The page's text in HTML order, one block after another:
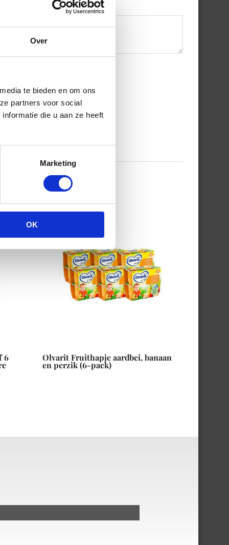
Over
te bieden en om ons
partners voor social
die u aan ze heeft
Marketing
OK
6 Olvarit Fruithapje aardbei, banaan
en perzik (6-pack)